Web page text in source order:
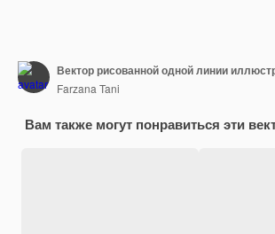
Вектор рисованной одной линии
Farzana Tani
Вам также могут понравиться эти